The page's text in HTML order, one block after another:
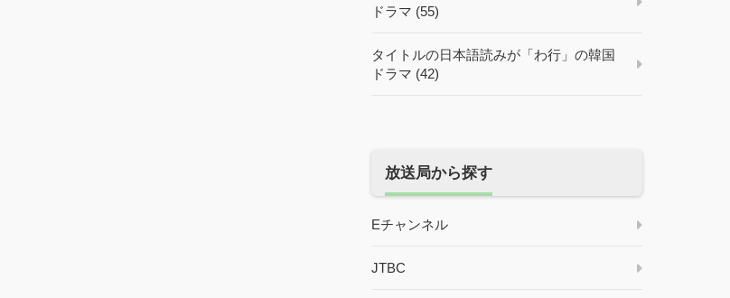
ドラマ (55)
タイトルの日本語読みが「わ行」の韓国
ドラマ (42)
放送局から探す
Eチャンネル
JTBC